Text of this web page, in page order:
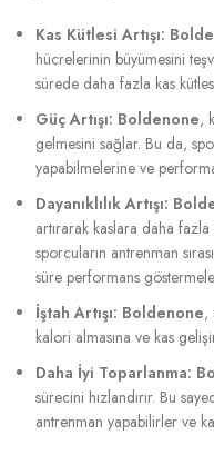
Kas Kütlesi Artışı:
hücrelerinin büyümesini
sürede daha fazla kas
Güç Artışı: Boldenone,
gelmesini sağlar. Bu da,
yapabilmelerine ve
Dayanıklılık Artışı:
artırarak kaslara daha fazla
sporcuların antrenman
süre performans
İştah Artışı: Boldenone,
kalori almasına ve kas
Daha İyi Toparlanma:
sürecini hızlandırır. Bu
antrenman yapabilirler ve